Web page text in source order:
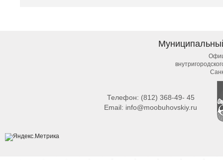
Телефон: (812) 368-49- 45
Email: info@moobuhovskiy.ru